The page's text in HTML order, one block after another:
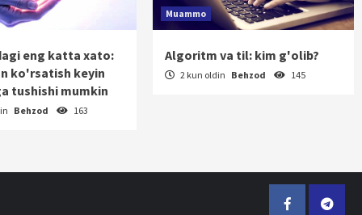
eng katta xato:
ko'rsatish keyin
tushishi mumkin
Behzod 163
Muammo
Algoritm va til: kim g'olib?
2 kun oldin Behzod 145
Facebook